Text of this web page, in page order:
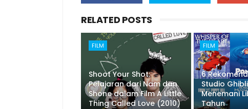
RELATED POSTS
FILM
Shoot Your Shot:
Pelajaran dari Nam dan
Shone dalam Film A Little
Thing Called Love (2010)
FILM
6
Studio
Menemani
Tahun